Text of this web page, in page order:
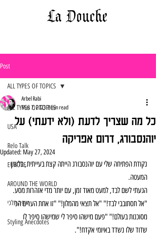
Post
ALL TYPES OF TOPICS
USA
Relo Talk
EUROPE
AROUND THE WORLD
איפה תלכי
Styling Anecdotes
ALL TYPES OF TOPICS
כל מה שצריך לדעת (ולא ידעתי) על
יוהנסבורג, דרום אפריקה
Arbel Rabi
Mar 7, 2023 2 min read
Updated: May 27, 2024
נקודת הפתיחה שלי עם יוהנסבורג הייתה קצת בעייתית, בלשון
המעטה.
הגעתי לשם לבד, למעט מאוד זמן, עם יותר מדי אזהרות מסע.
"אל תסתובבי לבד!" "אל תצאי מהמלון!" "זו אחת הערים הכי
מסוכנות בעולם!" "פעם מישהו סיפר לי שמישהו סיפר לו
שדוד שלו נשדד באיומי אקדח!".